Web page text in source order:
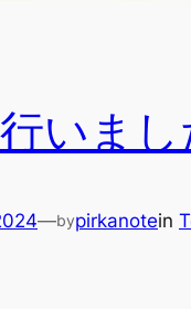
いま
—bypirkanotein